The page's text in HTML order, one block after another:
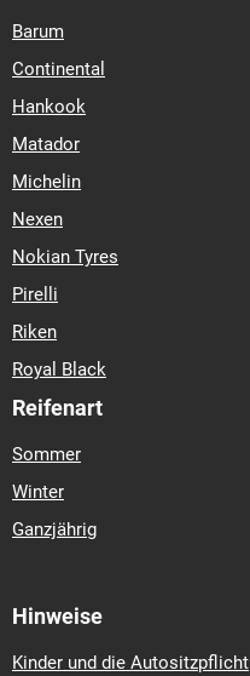
Barum
Continental
Hankook
Matador
Michelin
Nexen
Nokian Tyres
Pirelli
Riken
Royal Black
Reifenart
Sommer
Winter
Ganzjährig
Hinweise
Kinder und die Autositzpflicht